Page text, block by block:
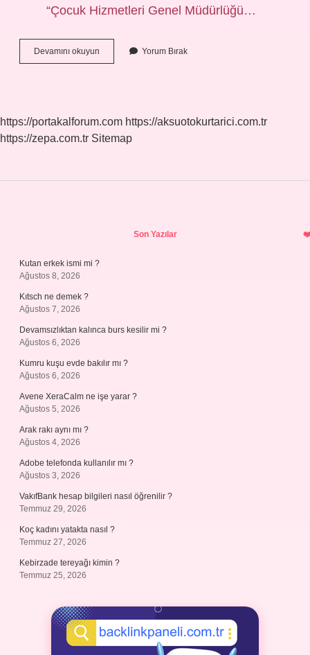
“Çocuk Hizmetleri Genel Müdürlüğü…
Devamını okuyun
Hanımlarına
Yapılır
Yorum Bırak
https://portakalforum.com https://aksuotokurtarici.com.tr
https://zepa.com.tr Sitemap
Son Yazılar
Kutan erkek ismi mi ?
Ağustos 8, 2026
Kıtsch ne demek ?
Ağustos 7, 2026
Devamsızlıktan kalınca burs kesilir mi ?
Ağustos 6, 2026
Kumru kuşu evde bakılır mı ?
Ağustos 6, 2026
Avene XeraCalm ne işe yarar ?
Ağustos 5, 2026
Arak rakı aynı mı ?
Ağustos 4, 2026
Adobe telefonda kullanılır mı ?
Ağustos 3, 2026
VakıfBank hesap bilgileri nasıl öğrenilir ?
Temmuz 29, 2026
Koç kadını yatakta nasıl ?
Temmuz 27, 2026
Kebirzade tereyağı kimin ?
Temmuz 25, 2026